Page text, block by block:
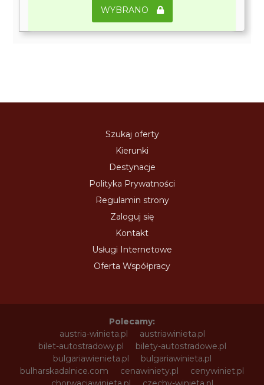
WYBRANO
Szukaj oferty
Kierunki
Destynacje
Polityka Prywatności
Regulamin strony
Zaloguj się
Kontakt
Usługi Internetowe
Oferta Współpracy
Polecamy:
austria-winieta.pl
austriawinieta.pl
bilet-autostradowy.pl
bilety-autostradowe.pl
bulgariawienieta.pl
bulgariawinieta.pl
bulharskadalnice.com
cenawiniety.pl
cenywiniet.pl